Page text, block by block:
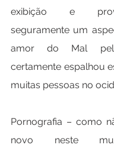
exibição e
seguramente um
amor do Mal
certamente espalhou
muitas pessoas no
Pornografia – como
novo neste